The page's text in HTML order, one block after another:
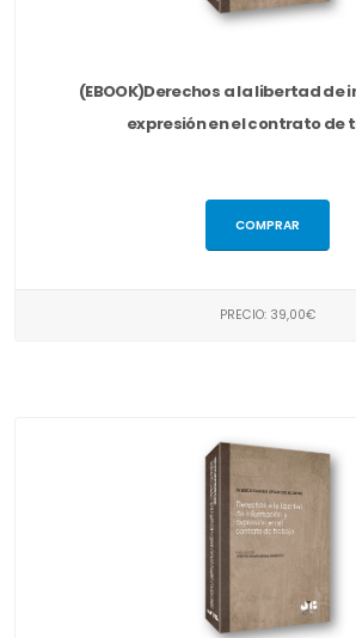
(EBOOK)Derechos a la libertad de
expresión en el contrato de
COMPRAR
PRECIO: 39,00€